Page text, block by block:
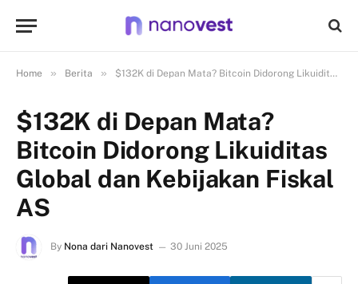
Home » Berita » $132K di Depan Mata? Bitcoin Didorong Likuiditas Global dan Kebijakan Fiskal AS
$132K di Depan Mata?
Bitcoin Didorong Likuiditas
Global dan Kebijakan Fiskal
AS
By Nona dari Nanovest 30 Juni 2025